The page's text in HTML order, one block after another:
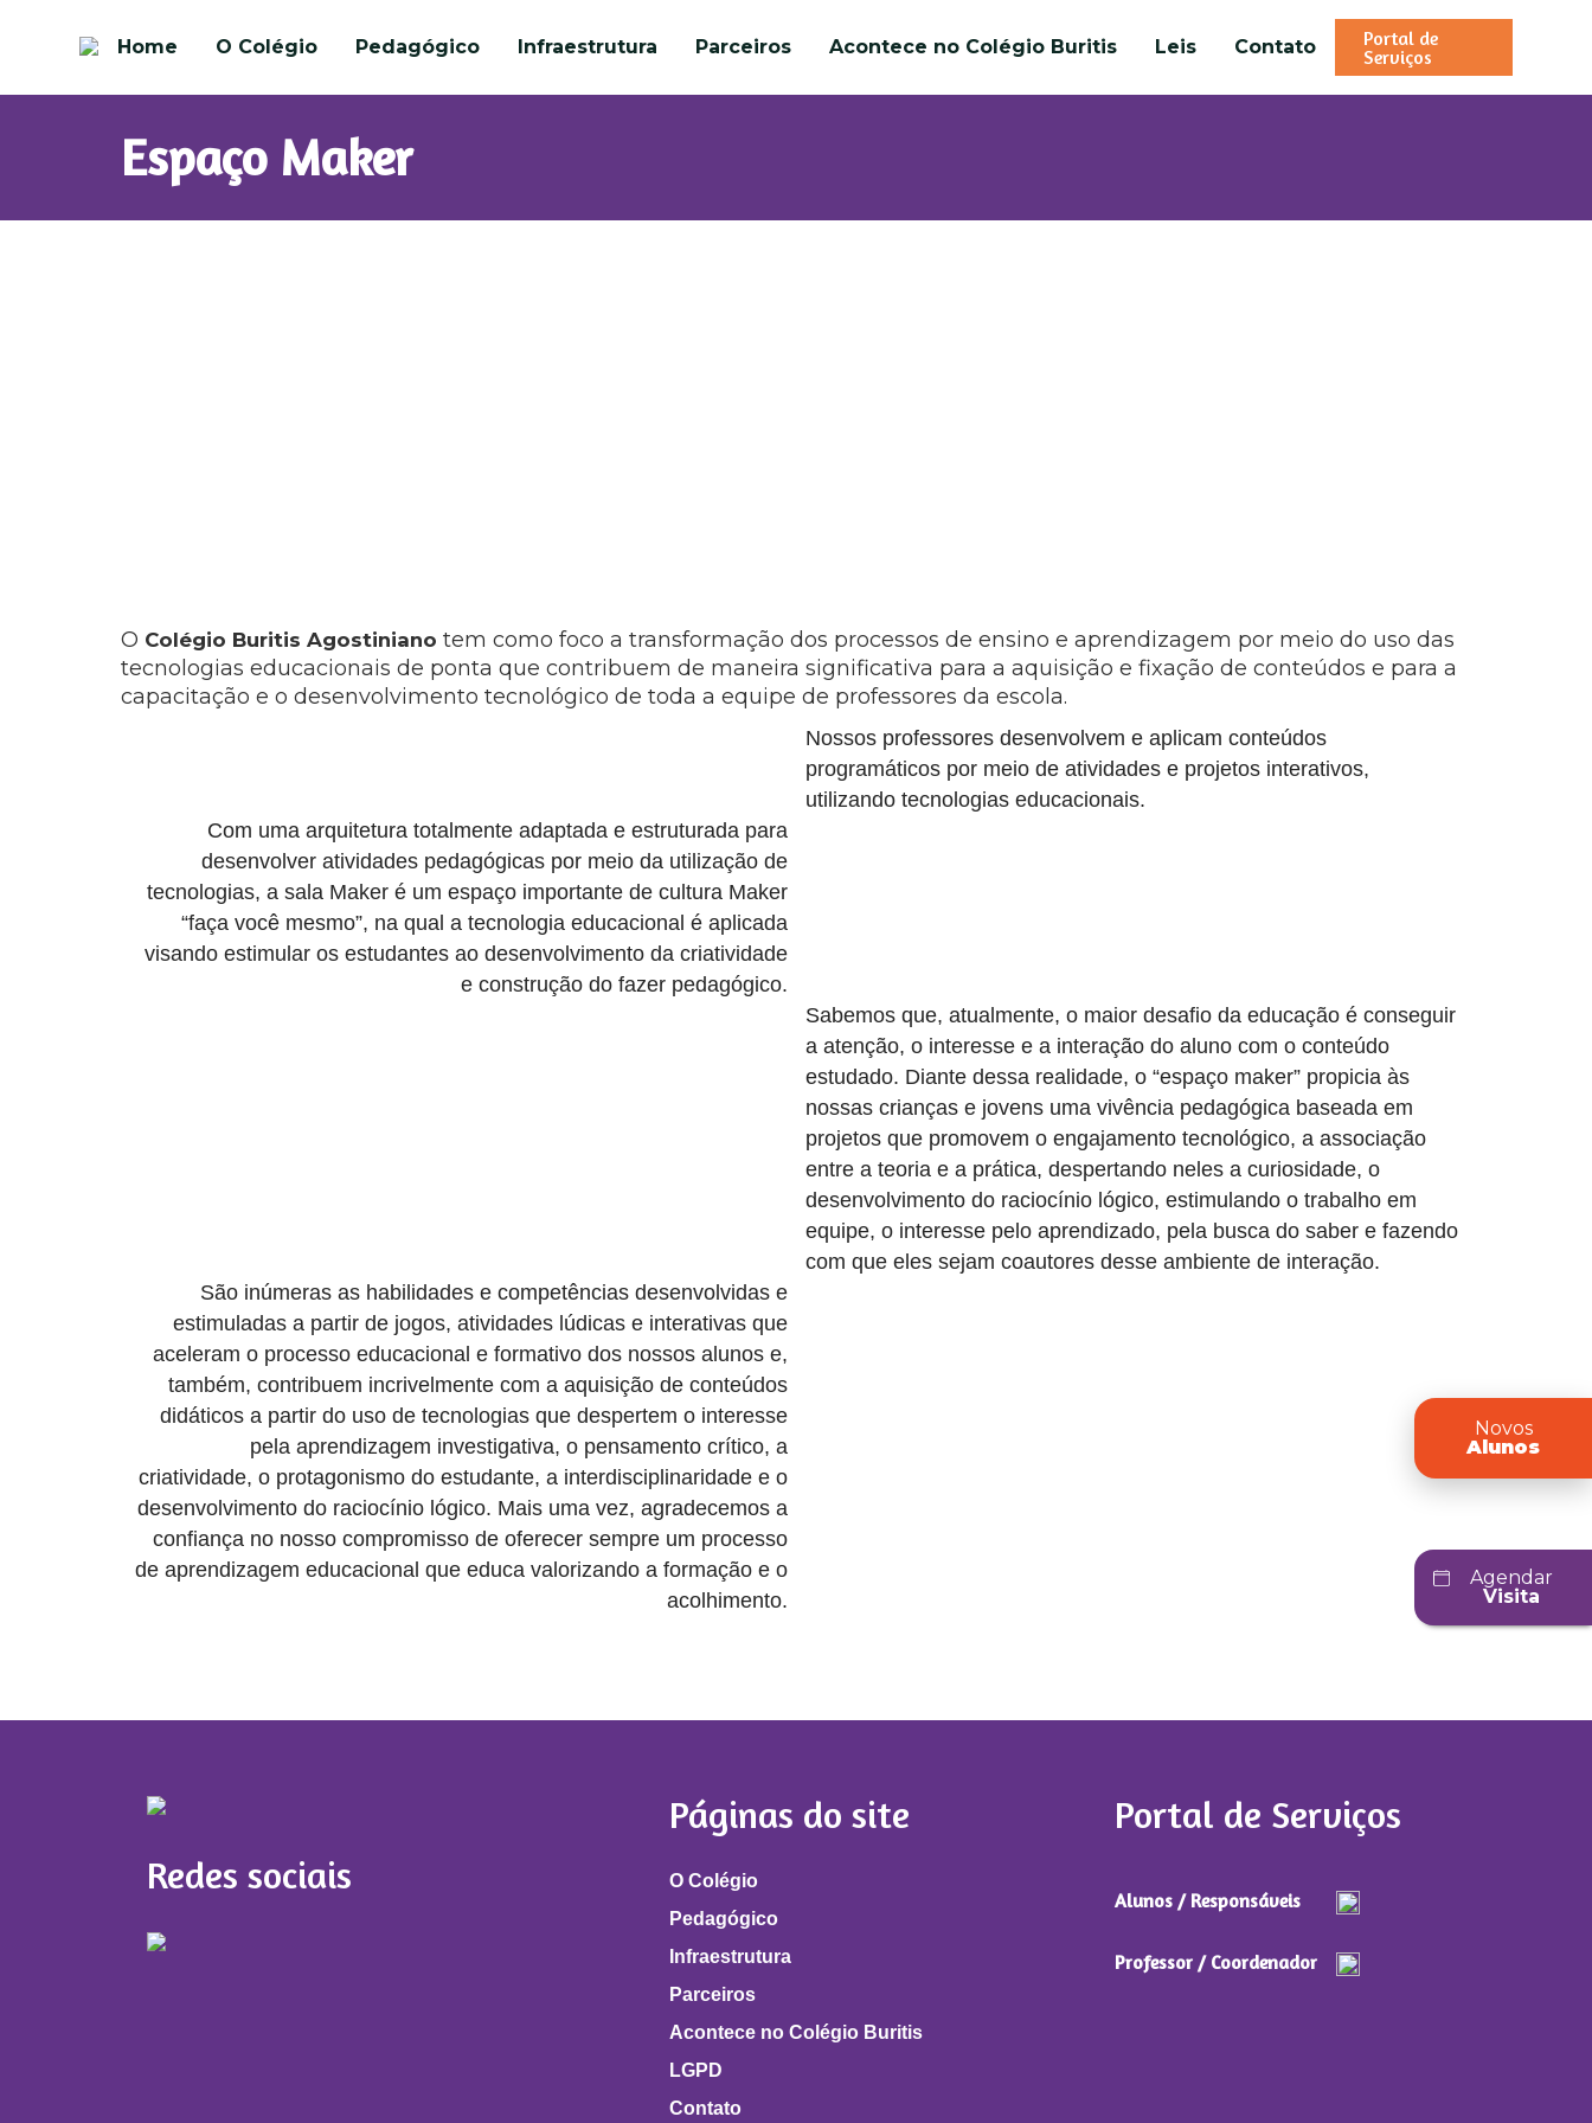
Home O Colégio Pedagógico Infraestrutura Parceiros Acontece no Colégio Buritis Leis Contato
Portal de
Serviços
Novos
Alunos
Agendar
Visita
Espaço Maker
O Colégio Buritis Agostiniano tem como foco a transformação dos processos de ensino e aprendizagem por meio do uso das
tecnologias educacionais de ponta que contribuem de maneira significativa para a aquisição e fixação de conteúdos e para a
capacitação e o desenvolvimento tecnológico de toda a equipe de professores da escola.
Nossos professores desenvolvem e aplicam conteúdos
programáticos por meio de atividades e projetos interativos,
utilizando tecnologias educacionais.
Com uma arquitetura totalmente adaptada e estruturada para
desenvolver atividades pedagógicas por meio da utilização de
tecnologias, a sala Maker é um espaço importante de cultura Maker
“faça você mesmo”, na qual a tecnologia educacional é aplicada
visando estimular os estudantes ao desenvolvimento da criatividade
e construção do fazer pedagógico.
Sabemos que, atualmente, o maior desafio da educação é conseguir
a atenção, o interesse e a interação do aluno com o conteúdo
estudado. Diante dessa realidade, o “espaço maker” propicia às
nossas crianças e jovens uma vivência pedagógica baseada em
projetos que promovem o engajamento tecnológico, a associação
entre a teoria e a prática, despertando neles a curiosidade, o
desenvolvimento do raciocínio lógico, estimulando o trabalho em
equipe, o interesse pelo aprendizado, pela busca do saber e fazendo
com que eles sejam coautores desse ambiente de interação.
São inúmeras as habilidades e competências desenvolvidas e
estimuladas a partir de jogos, atividades lúdicas e interativas que
aceleram o processo educacional e formativo dos nossos alunos e,
também, contribuem incrivelmente com a aquisição de conteúdos
didáticos a partir do uso de tecnologias que despertem o interesse
pela aprendizagem investigativa, o pensamento crítico, a
criatividade, o protagonismo do estudante, a interdisciplinaridade e o
desenvolvimento do raciocínio lógico. Mais uma vez, agradecemos a
confiança no nosso compromisso de oferecer sempre um processo
de aprendizagem educacional que educa valorizando a formação e o
acolhimento.
Redes sociais
Páginas do site
O Colégio
Pedagógico
Infraestrutura
Parceiros
Acontece no Colégio Buritis
LGPD
Contato
Portal de Serviços
Alunos / Responsáveis
Professor / Coordenador